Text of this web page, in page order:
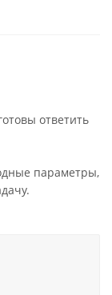
ответить
параметры,